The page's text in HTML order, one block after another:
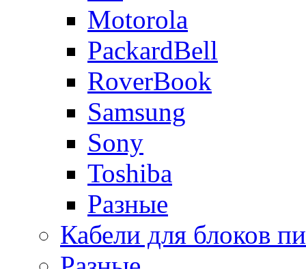
Motorola
PackardBell
RoverBook
Samsung
Sony
Toshiba
Разные
Кабели для блоков